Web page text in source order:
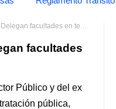
del Fondo de Apoyo Gerencial
facultades
Público y del ex
pública,